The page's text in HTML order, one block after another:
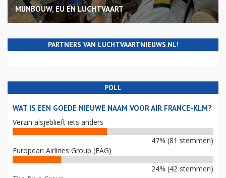
MIJNBOUW, EU EN LUCHTVAART
PARTNERS VAN LUCHTVAARTNIEUWS.NL!
POLL
WAT IS EEN GOEDE NIEUWE NAAM VOOR AIR FRANCE-KLM?
Verzin alsjeblieft iets anders
47% (81 stemmen)
European Airlines Group (EAG)
24% (42 stemmen)